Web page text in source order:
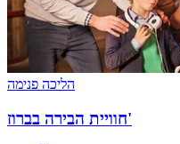
הליכה פנימה
חוויית הבירה בברוז'